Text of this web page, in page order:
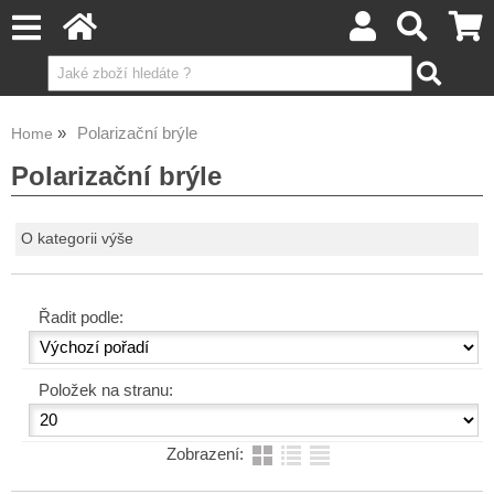
Home Polarizační brýle
Polarizační brýle
O kategorii výše
Řadit podle:
Položek na stranu:
Zobrazení: